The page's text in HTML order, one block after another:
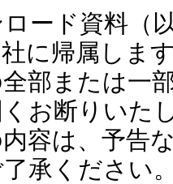
ード資料（
に帰属しま
部または一
お断りいた
容は、予告
承ください